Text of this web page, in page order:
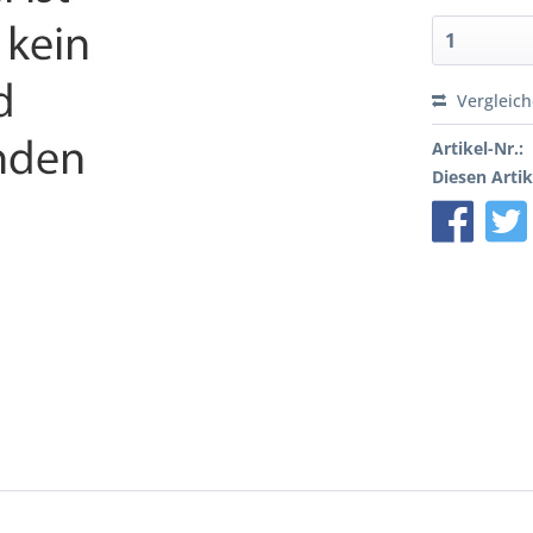
Artikel-Nr.:
Diesen